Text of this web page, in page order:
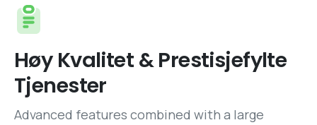
Høy Kvalitet & Prestisjefylte
Tjenester
Advanced features combined with a large